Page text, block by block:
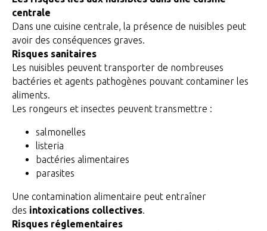
centrale
Dans une cuisine centrale, la présence de nuisibles peut
avoir des conséquences graves.
Risques sanitaires
Les nuisibles peuvent transporter de nombreuses
bactéries et agents pathogènes pouvant contaminer les
aliments.
Les rongeurs et insectes peuvent transmettre :
salmonelles
listeria
bactéries alimentaires
parasites
Une contamination alimentaire peut entraîner
des intoxications collectives.
Risques réglementaires